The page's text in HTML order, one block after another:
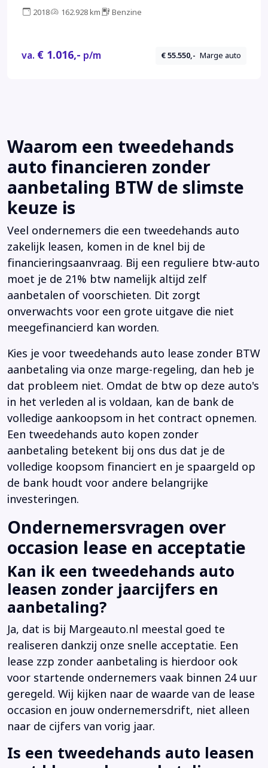
SURROUND GELUIDSSYSTEEM
2018 162.928 km Benzine
va. € 1.016,- p/m € 55.550,- Marge auto
Waarom een tweedehands
auto financieren zonder
aanbetaling BTW de slimste
keuze is
Veel ondernemers die een tweedehands auto
zakelijk leasen, komen in de knel bij de
financieringsaanvraag. Bij een reguliere btw-auto
moet je de 21% btw namelijk altijd zelf
aanbetalen of voorschieten. Dit zorgt
onverwachts voor een grote uitgave die niet
meegefinancierd kan worden.
Kies je voor tweedehands auto lease zonder BTW
aanbetaling via onze marge-regeling, dan heb je
dat probleem niet. Omdat de btw op deze auto's
in het verleden al is voldaan, kan de bank de
volledige aankoopsom in het contract opnemen.
Een tweedehands auto kopen zonder
aanbetaling betekent bij ons dus dat je de
volledige koopsom financiert en je spaargeld op
de bank houdt voor andere belangrijke
investeringen.
Ondernemersvragen over
occasion lease en acceptatie
Kan ik een tweedehands auto
leasen zonder jaarcijfers en
aanbetaling?
Ja, dat is bij Margeauto.nl meestal goed te
realiseren dankzij onze snelle acceptatie. Een
lease zzp zonder aanbetaling is hierdoor ook
voor startende ondernemers vaak binnen 24 uur
geregeld. Wij kijken naar de waarde van de lease
occasion en jouw ondernemersdrift, niet alleen
naar de cijfers van vorig jaar.
Is een tweedehands auto leasen